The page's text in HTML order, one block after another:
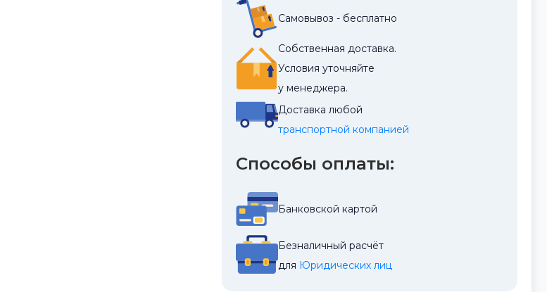
Самовывоз - бесплатно
Собственная доставка.
Условия уточняйте
у менеджера.
Доставка любой
транспортной компанией
Способы оплаты:
Банковской картой
Безналичный расчёт
для Юридических лиц